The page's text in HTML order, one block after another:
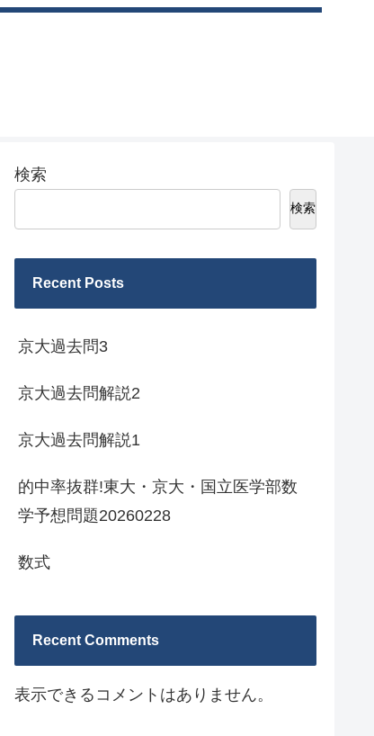
検索
検索
Recent Posts
京大過去問3
京大過去問解説2
京大過去問解説1
的中率抜群!東大・京大・国立医学部数
学予想問題20260228
数式
Recent Comments
表示できるコメントはありません。